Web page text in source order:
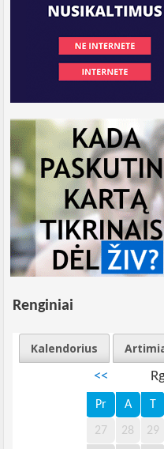
Renginiai
Kalendorius
<<
Pr A T
27 28 29